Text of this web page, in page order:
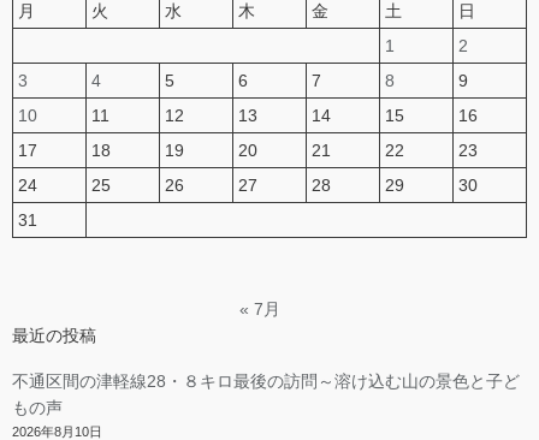
月
火 水 木 金 土
日
1
2
3
4 5 6 7 8
9
10
11 12 13 14 15
16
17
18 19 20 21 22
23
24
25 26 27 28 29
30
31
« 7月
最近の投稿
不通区間の津軽線28・８キロ最後の訪問～溶け込む山の景色と子ど
もの声
2026年8月10日